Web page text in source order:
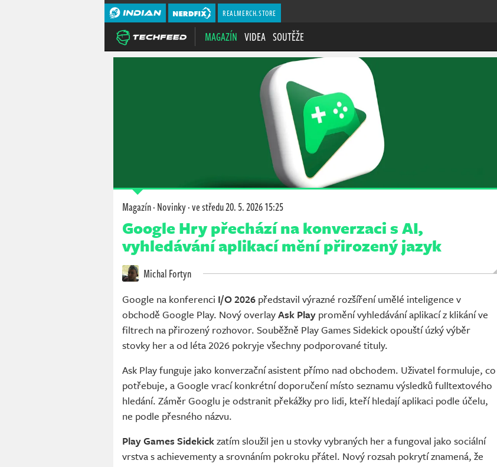
REALMERCH.STORE
MAGAZÍN VIDEA SOUTĚŽE
Magazín·Novinky·ve středu20. 5. 2026 15:25
Google Hry přechází na konverzaci s AI,
vyhledávání aplikací mění přirozený jazyk
Michal Fortyn
Google na konferenci I/O 2026 představil výrazné rozšíření umělé inteligence v
obchodě Google Play. Nový overlayAsk Play promění vyhledávání aplikací z klikání ve
filtrech na přirozený rozhovor. Souběžně Play Games Sidekick opouští úzký výběr
stovky her a od léta 2026 pokryje všechny podporované tituly.
Ask Play funguje jako konverzační asistent přímo nad obchodem. Uživatel formuluje, co
potřebuje, a Google vrací konkrétní doporučení místo seznamu výsledků fulltextového
hledání. Záměr Googlu je odstranit překážky pro lidi, kteří hledají aplikaci podle účelu,
ne podle přesného názvu.
Play Games Sidekickzatím sloužil jen u stovky vybraných her a fungoval jako sociální
vrstva s achievementy a srovnáním pokroku přátel. Nový rozsah pokrytí znamená, že